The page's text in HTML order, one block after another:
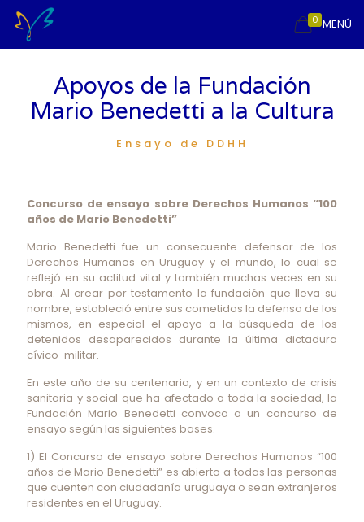
MENÚ
0
Apoyos de la Fundación
Mario Benedetti a la Cultura
Ensayo de DDHH
Concurso de ensayo sobre Derechos Humanos “100
años de Mario Benedetti”
Mario Benedetti fue un consecuente defensor de los
Derechos Humanos en Uruguay y el mundo, lo cual se
reflejó en su actitud vital y también muchas veces en su
obra. Al crear por testamento la fundación que lleva su
nombre, estableció entre sus cometidos la defensa de los
mismos, en especial el apoyo a la búsqueda de los
detenidos desaparecidos durante la última dictadura
cívico-militar.
En este año de su centenario, y en un contexto de crisis
sanitaria y social que ha afectado a toda la sociedad, la
Fundación Mario Benedetti convoca a un concurso de
ensayo según las siguientes bases.
1) El Concurso de ensayo sobre Derechos Humanos “100
años de Mario Benedetti” es abierto a todas las personas
que cuenten con ciudadanía uruguaya o sean extranjeros
residentes en el Uruguay.